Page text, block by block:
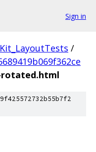
Sign in
/
rotated.html